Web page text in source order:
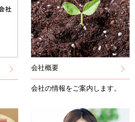
会社概要
会社の情報をご案内します。